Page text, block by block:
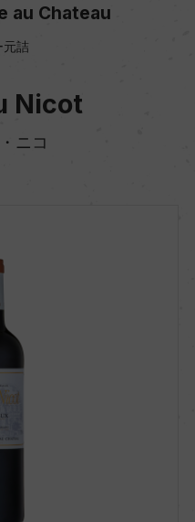
au Chateau
元詰
Nicot
ニコ